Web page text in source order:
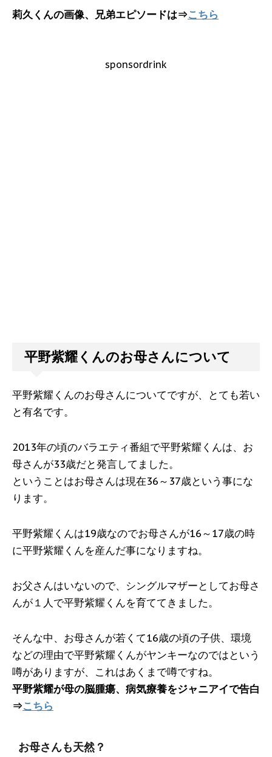
莉久くんの画像、兄弟エピソードは⇒こちら
sponsordrink
平野紫耀くんのお母さんについて
平野紫耀くんのお母さんについてですが、とても若い
と有名です。
2013年の頃のバラエティ番組で平野紫耀くんは、お
母さんが33歳だと発言してました。
ということはお母さんは現在36～37歳という事にな
ります。
平野紫耀くんは19歳なのでお母さんが16～17歳の時
に平野紫耀くんを産んだ事になりますね。
お父さんはいないので、シングルマザーとしてお母さ
んが１人で平野紫耀くんを育ててきました。
そんな中、お母さんが若くて16歳の頃の子供、環境
などの理由で平野紫耀くんがヤンキーなのではという
噂がありますが、これはあくまで噂ですね。
平野紫耀が母の脳腫瘍、病気療養をジャニアイで告白
⇒こちら
お母さんも天然？